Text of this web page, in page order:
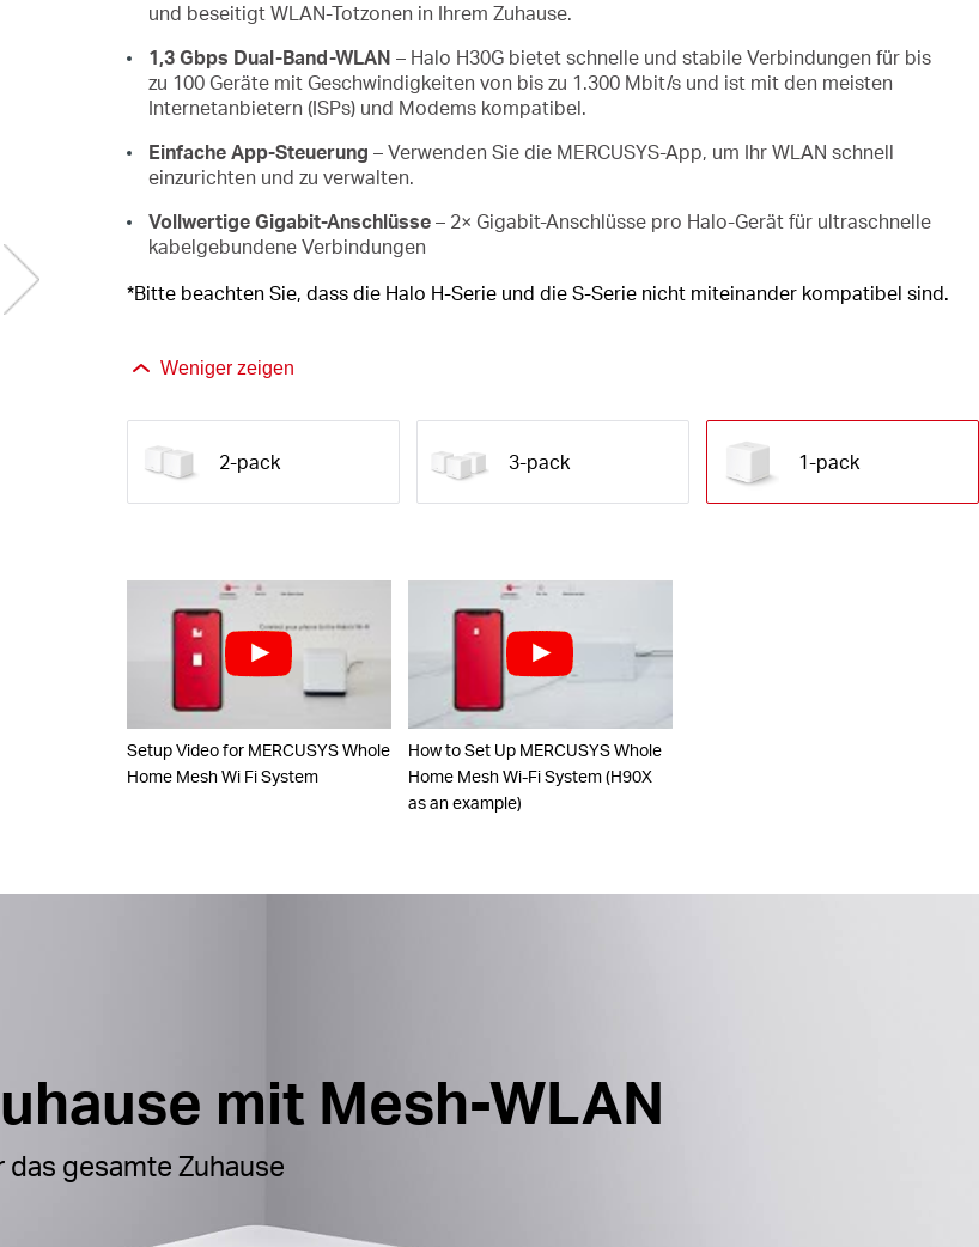
und beseitigt WLAN-Totzonen in Ihrem Zuhause.
1,3 Gbps Dual-Band-WLAN – Halo H30G bietet schnelle und stabile Verbindungen für bis
zu 100 Geräte mit Geschwindigkeiten von bis zu 1.300 Mbit/s und ist mit den meisten
Internetanbietern (ISPs) und Modems kompatibel.
Einfache App-Steuerung – Verwenden Sie die MERCUSYS-App, um Ihr WLAN schnell
einzurichten und zu verwalten.
Vollwertige Gigabit-Anschlüsse– 2× Gigabit-Anschlüsse pro Halo-Gerät für ultraschnelle
kabelgebundene Verbindungen
*Bitte beachten Sie, dass die Halo H-Serie und die S-Serie nicht miteinander kompatibel sind.
Weniger zeigen
2-pack 3-pack 1-pack
Setup Video for MERCUSYS Whole
Home Mesh Wi Fi System
How to Set Up MERCUSYS Whole
Home Mesh Wi-Fi System (H90X
as an example)
mit Mesh-WLAN
gesamte Zuhause